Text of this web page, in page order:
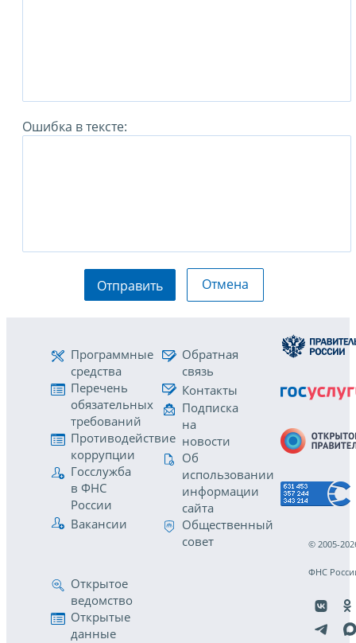
Ошибка в тексте:
Отправить Отмена
Программные
средства
Перечень
обязательных
требований
Противодействие
коррупции
Госслужба
в ФНС
России
Вакансии
Обратная
связь
Контакты
Подписка
на
новости
Об
использовании
информации
сайта
Общественный
совет
Открытое
ведомство
Открытые
данные
© 2005-
ФНС